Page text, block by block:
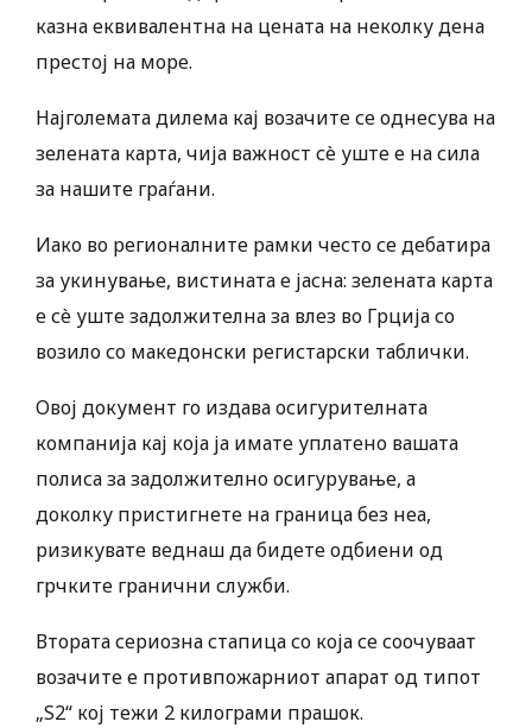
казна еквивалентна на цената на неколку дена
престој на море.
Најголемата дилема кај возачите се однесува на
зелената карта, чија важност сè уште е на сила
за нашите граѓани.
Иако во регионалните рамки често се дебатира
за укинување, вистината е јасна: зелената карта
е сè уште задолжителна за влез во Грција со
возило со македонски регистарски таблички.
Овој документ го издава осигурителната
компанија кај која ја имате уплатено вашата
полиса за задолжително осигурување, а
доколку пристигнете на граница без неа,
ризикувате веднаш да бидете одбиени од
грчките гранични служби.
Втората сериозна стапица со која се соочуваат
возачите е противпожарниот апарат од типот
„S2“ кој тежи 2 килограми прашок.